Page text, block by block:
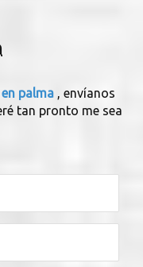
palma , envíanos
tan pronto me sea